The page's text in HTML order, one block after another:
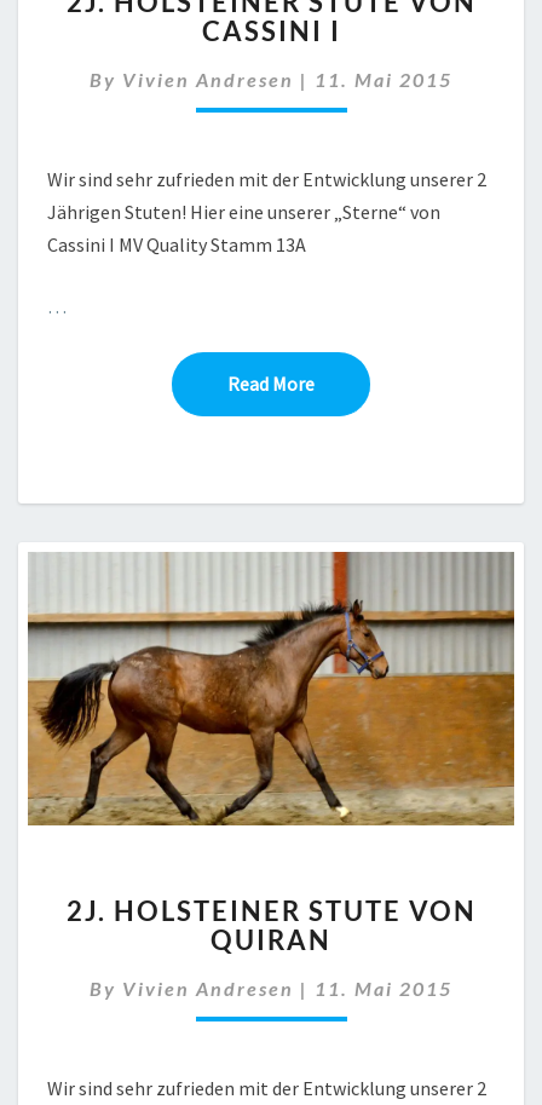
STUTE
CASSINI
I
CASSINI I
By Vivien Andresen | 11. Mai 2015
Wir sind sehr zufrieden mit der Entwicklung unserer 2
Jährigen Stuten! Hier eine unserer „Sterne“ von
Cassini I MV Quality Stamm 13A
…
Read MoreRead More
HOLSTEINER
STUTE
QUIRAN
2J. HOLSTEINER STUTE VON
QUIRAN
By Vivien Andresen | 11. Mai 2015
Wir sind sehr zufrieden mit der Entwicklung unserer 2